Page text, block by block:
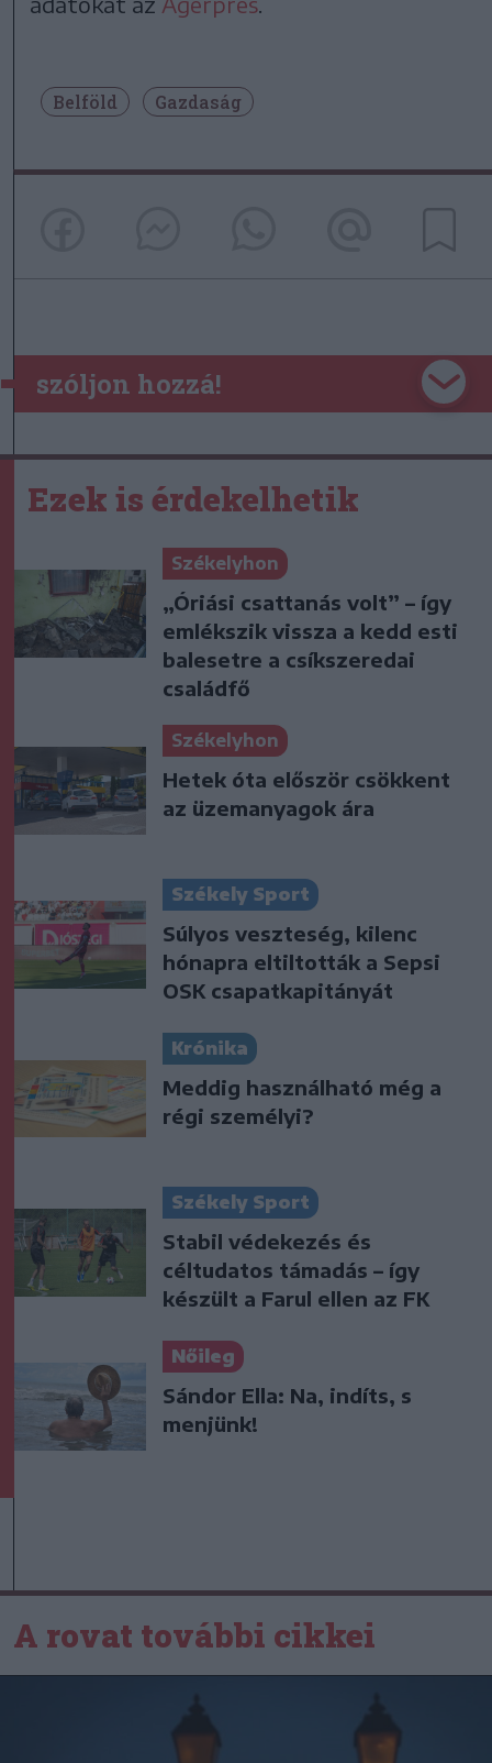
Belföld Gazdaság
szóljon hozzá!
Ezek is érdekelhetik
Székelyhon
„Óriási csattanás volt” – így
emlékszik vissza a kedd esti
balesetre a csíkszeredai
családfő
Székelyhon
Hetek óta először csökkent
az üzemanyagok ára
Székely Sport
Súlyos veszteség, kilenc
hónapra eltiltották a Sepsi
OSK csapatkapitányát
Krónika
Meddig használható még a
régi személyi?
Székely Sport
Stabil védekezés és
céltudatos támadás – így
készült a Farul ellen az FK
Nőileg
Sándor Ella: Na, indíts, s
menjünk!
A rovat további cikkei